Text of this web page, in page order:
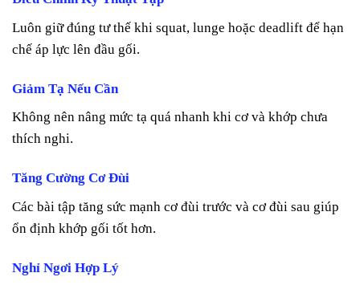
Luôn giữ đúng tư thế khi squat, lunge hoặc deadlift để hạn
chế áp lực lên đầu gối.
Giảm Tạ Nếu Cần
Không nên nâng mức tạ quá nhanh khi cơ và khớp chưa
thích nghi.
Tăng Cường Cơ Đùi
Các bài tập tăng sức mạnh cơ đùi trước và cơ đùi sau giúp
ổn định khớp gối tốt hơn.
Nghỉ Ngơi Hợp Lý